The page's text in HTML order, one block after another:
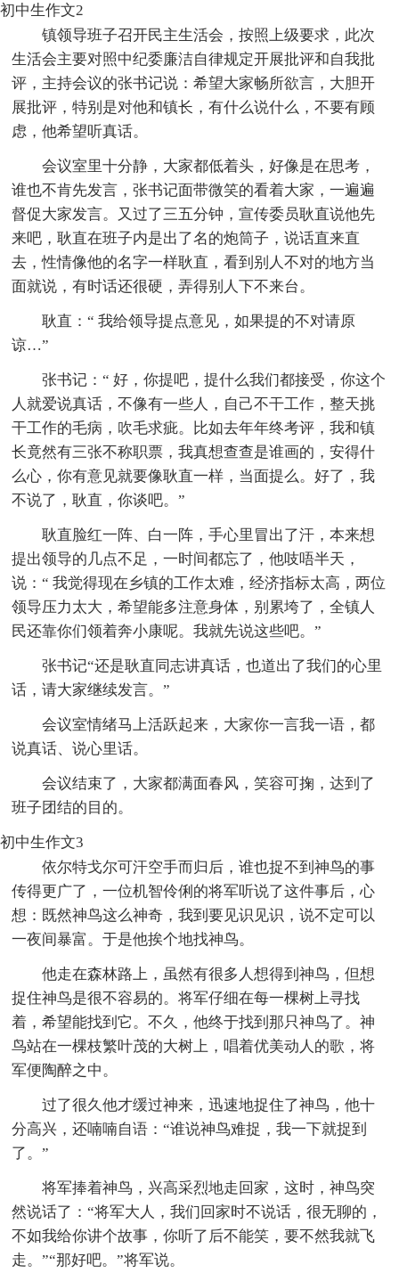
初中生作文2
镇领导班子召开民主生活会，按照上级要求，此次
生活会主要对照中纪委廉洁自律规定开展批评和自我批
评，主持会议的张书记说：希望大家畅所欲言，大胆开
展批评，特别是对他和镇长，有什么说什么，不要有顾
虑，他希望听真话。
会议室里十分静，大家都低着头，好像是在思考，
谁也不肯先发言，张书记面带微笑的看着大家，一遍遍
督促大家发言。又过了三五分钟，宣传委员耿直说他先
来吧，耿直在班子内是出了名的炮筒子，说话直来直
去，性情像他的名字一样耿直，看到别人不对的地方当
面就说，有时话还很硬，弄得别人下不来台。
耿直：“ 我给领导提点意见，如果提的不对请原
谅…”
张书记：“ 好，你提吧，提什么我们都接受，你这个
人就爱说真话，不像有一些人，自己不干工作，整天挑
干工作的毛病，吹毛求疵。比如去年年终考评，我和镇
长竟然有三张不称职票，我真想查查是谁画的，安得什
么心，你有意见就要像耿直一样，当面提么。好了，我
不说了，耿直，你谈吧。”
耿直脸红一阵、白一阵，手心里冒出了汗，本来想
提出领导的几点不足，一时间都忘了，他吱唔半天，
说：“ 我觉得现在乡镇的工作太难，经济指标太高，两位
领导压力太大，希望能多注意身体，别累垮了，全镇人
民还靠你们领着奔小康呢。我就先说这些吧。”
张书记“还是耿直同志讲真话，也道出了我们的心里
话，请大家继续发言。”
会议室情绪马上活跃起来，大家你一言我一语，都
说真话、说心里话。
会议结束了，大家都满面春风，笑容可掬，达到了
班子团结的目的。
初中生作文3
依尔特戈尔可汗空手而归后，谁也捉不到神鸟的事
传得更广了，一位机智伶俐的将军听说了这件事后，心
想：既然神鸟这么神奇，我到要见识见识，说不定可以
一夜间暴富。于是他挨个地找神鸟。
他走在森林路上，虽然有很多人想得到神鸟，但想
捉住神鸟是很不容易的。将军仔细在每一棵树上寻找
着，希望能找到它。不久，他终于找到那只神鸟了。神
鸟站在一棵枝繁叶茂的大树上，唱着优美动人的歌，将
军便陶醉之中。
过了很久他才缓过神来，迅速地捉住了神鸟，他十
分高兴，还喃喃自语：“谁说神鸟难捉，我一下就捉到
了。”
将军捧着神鸟，兴高采烈地走回家，这时，神鸟突
然说话了：“将军大人，我们回家时不说话，很无聊的，
不如我给你讲个故事，你听了后不能笑，要不然我就飞
走。”“那好吧。”将军说。